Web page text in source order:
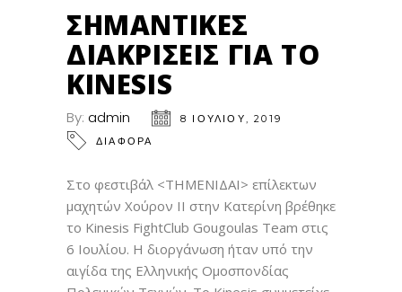
ΣΗΜΑΝΤΙΚΈΣ
ΔΙΑΚΡΊΣΕΙΣ ΓΙΑ ΤΟ
KINESIS
By: admin
8 ΙΟΥΛΊΟΥ, 2019
ΔΙΑΦΟΡΑ
Στο φεστιβάλ <ΤΗΜΕΝΙΔΑΙ> επίλεκτων
μαχητών Χούρον II στην Κατερίνη βρέθηκε
το Kinesis FightClub Gougoulas Team στις
6 Ιουλίου. Η διοργάνωση ήταν υπό την
αιγίδα της Ελληνικής Ομοσπονδίας